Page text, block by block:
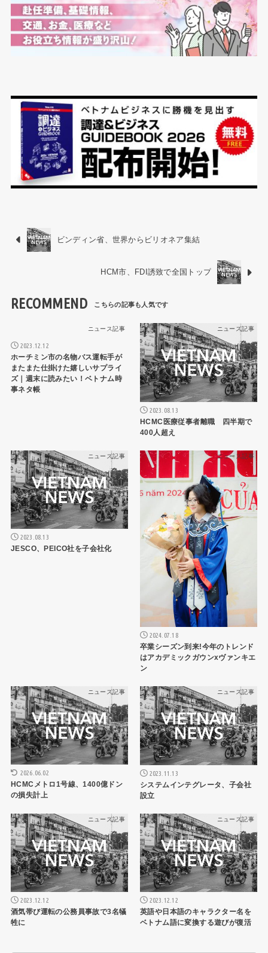
ビンディン省、世界からビリオネア集結
HCM市、FDI誘致で全国トップ
RECOMMEND
ニュース記事
2023.12.12
ホーチミン市の名物バス運転手が
またまた仕掛けた嬉しいサプライ
ズ｜週末に読みたい！ベトナム時
事ネタ帳
ニュース記事
2023.08.13
HCMC医療従事者離職 四半期で
400人超え
ニュース記事
2023.08.13
JESCO、PEICO社を子会社化
ニュース記事
2024.07.18
卒業シーズン到来!今年のトレンド
はアカデミックガウンxヴァンキエ
ン
ニュース記事
2026.06.02
HCMCメトロ1号線、1400億ドン
の損失計上
ニュース記事
2023.11.13
システムインテグレータ、子会社
設立
ニュース記事
2023.12.12
酒気帯び運転の公務員事故で3名犠
牲に
ニュース記事
2023.12.12
英語や日本語のキャラクター名を
ベトナム語に変換する遊びが復活